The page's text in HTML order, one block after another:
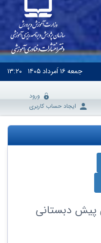
جمعه۱۶ اَمرداد ۱۴۰۵ ۱۳:۲۰
ورود
ایجاد حساب کاربری
دبستانی